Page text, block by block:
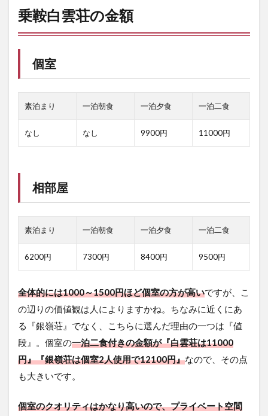
乗鞍白雲荘の金額
個室
素泊まり 一泊朝食 一泊夕食 一泊二食
なし なし 9900円 11000円
相部屋
素泊まり 一泊朝食 一泊夕食 一泊二食
6200円 7300円 8400円 9500円
全体的には1000～1500円ほど個室の方が高いですが、こ
の辺りの価値観は人によりますかね。ちなみに近くにあ
る『銀嶺荘』でなく、こちらに選んだ理由の一つは『値
段』。個室の一泊二食付きの金額が『白雲荘は11000
円』『銀嶺荘は個室2人使用で12100円』なので、その点
も大きいです。
個室のクオリティはかなり高いので、プライベート空間